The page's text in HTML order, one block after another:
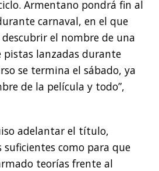
Armentano pondrá fin al
carnaval, en el que
el nombre de una
lanzadas durante
se termina el sábado, ya
de la película y todo”,
adelantar el título,
como para que
teorías frente al